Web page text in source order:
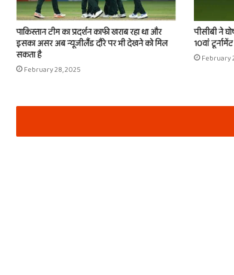
पाकिस्तान टीम का प्रदर्शन काफी खराब रहा था और
इसका असर अब न्यूजीलैंड दौरे पर भी देखने को मिल
सकता है
February 28, 2025
पीसीबी ने
10वां
February